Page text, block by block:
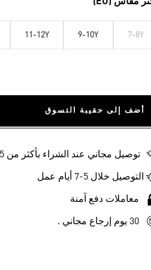
7-8Y
9-10Y
11-12Y
أضف إلى حقيبة التسوق
توصيل مجاني عند الشراء بأكثر من 55 .د.ب‎
التوصيل خلال 5-7 أيام عمل
معاملات دفع آمنة
30 يوم إرجاع مجاني .